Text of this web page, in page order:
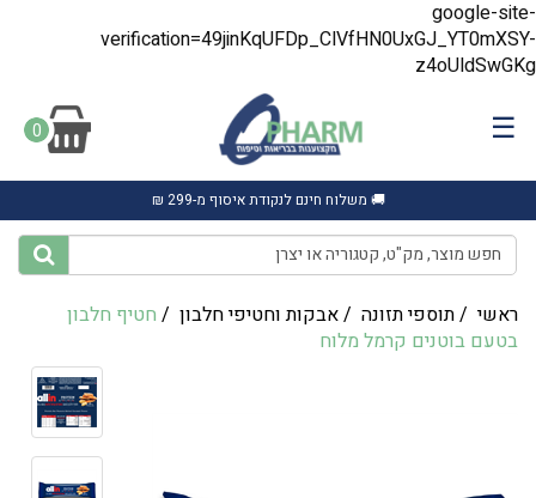
google-site-
verification=49jinKqUFDp_ClVfHN0UxGJ_YT0mXSY-
z4oUldSwGKg
☰
0
🚚 משלוח חינם לנקודת איסוף מ-299 ₪
ראשי /תוספי תזונה /אבקות וחטיפי חלבון / חטיף חלבון
בטעם בוטנים קרמל מלוח